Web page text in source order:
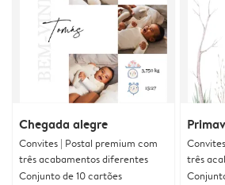
Chegada alegre
Convites | Postal premium com
três acabamentos diferentes
Conjunto de 10 cartões
três